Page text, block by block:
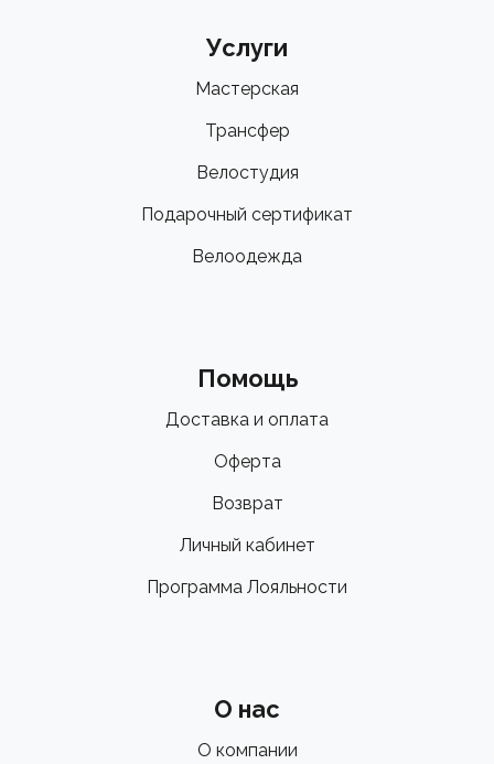
Услуги
Мастерская
Трансфер
Велостудия
Подарочный сертификат
Велоодежда
Помощь
Доставка и оплата
Оферта
Возврат
Личный кабинет
Программа Лояльности
О нас
О компании